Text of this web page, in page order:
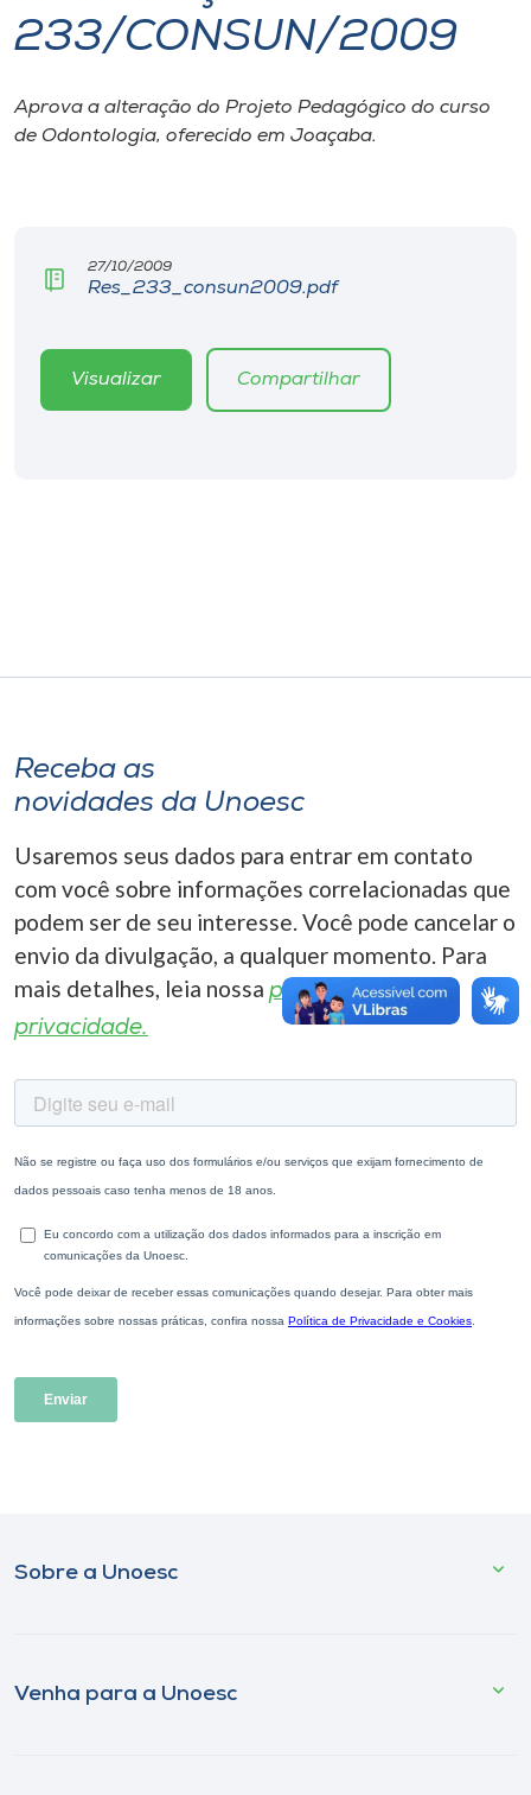
I.nova
Diplomados
CPA
Editora
Selecione
o idioma
233/CONSUN/2009
Aprova a alteração do Projeto Pedagógico do curso
de Odontologia, oferecido em Joaçaba.
27/10/2009
Res_233_consun2009.pdf
Visualizar Compartilhar
Receba as
novidades da Unoesc
Usaremos seus dados para entrar em contato
com você sobre informações correlacionadas que
podem ser de seu interesse. Você pode cancelar o
envio da divulgação, a qualquer momento. Para
mais detalhes, leia nossa política de
privacidade.
Sobre a Unoesc
Venha para a Unoesc